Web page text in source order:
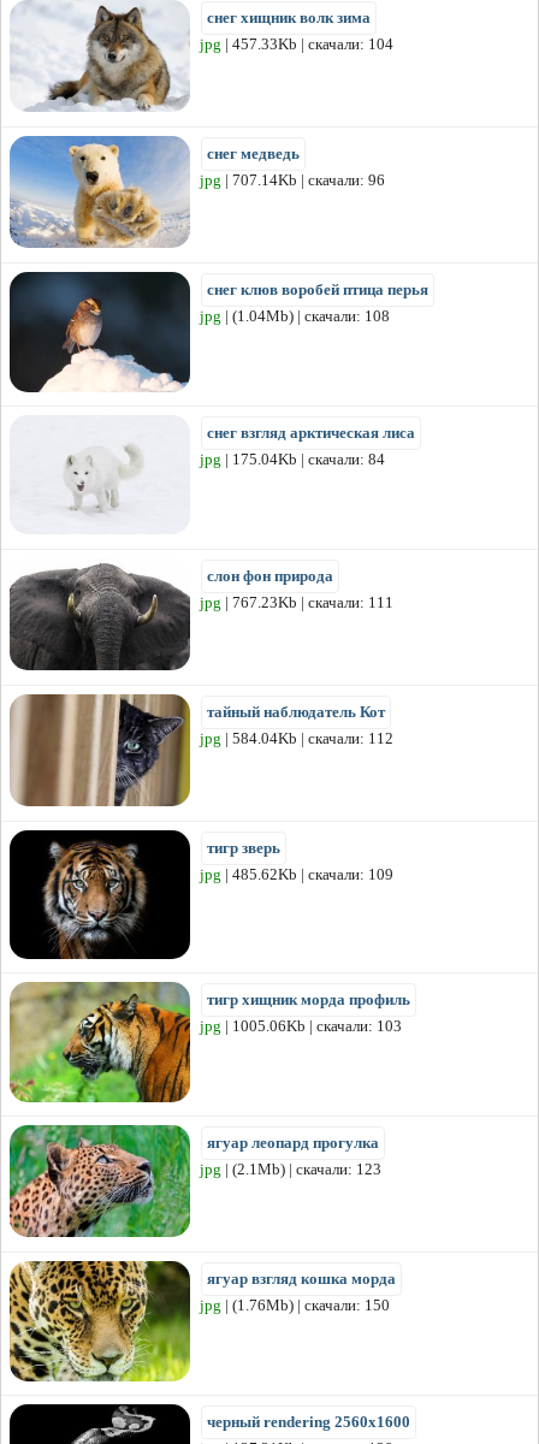
снег хищник волк зима
jpg | 457.33Kb | скачали: 104
снег медведь
jpg | 707.14Kb | скачали: 96
снег клюв воробей птица перья
jpg | (1.04Mb) | скачали: 108
снег взгляд арктическая лиса
jpg | 175.04Kb | скачали: 84
слон фон природа
jpg | 767.23Kb | скачали: 111
тайный наблюдатель Кот
jpg | 584.04Kb | скачали: 112
тигр зверь
jpg | 485.62Kb | скачали: 109
тигр хищник морда профиль
jpg | 1005.06Kb | скачали: 103
ягуар леопард прогулка
jpg | (2.1Mb) | скачали: 123
ягуар взгляд кошка морда
jpg | (1.76Mb) | скачали: 150
черный rendering 2560x1600